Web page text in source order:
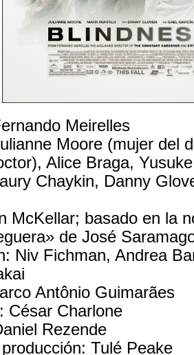
Meirelles
Moore (mujer del
Alice Braga,
Chaykin, Danny
McKellar; basado en la
de José
Niv Fichman, Andrea
Antônio Guimarães
César Charlone
Rezende
Tulé Peake